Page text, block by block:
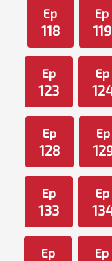
Ep
118
Ep
119
Ep
123
Ep
Ep
128
Ep
Ep
133
Ep
Ep Ep